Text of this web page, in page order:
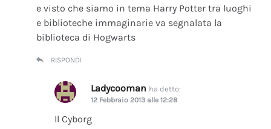
e visto che siamo in tema Harry Potter tra luoghi
e biblioteche immaginarie va segnalata la
biblioteca di Hogwarts
RISPONDI
Ladycooman ha detto:
12 Febbraio 2013 alle 12:28
Il Cyborg